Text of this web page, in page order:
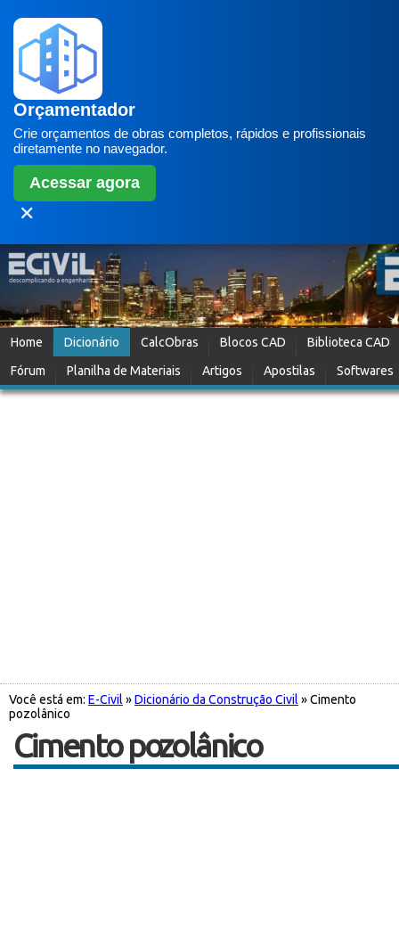
Orçamentador
Crie orçamentos de obras completos, rápidos e profissionais
diretamente no navegador.
Acessar agora
✕
Home Dicionário CalcObras Blocos CAD
Biblioteca CAD
Fórum
Planilha de Materiais Artigos Apostilas Softwares
Você está em: E-Civil »Dicionário da Construção Civil » Cimento
pozolânico
Cimento pozolânico